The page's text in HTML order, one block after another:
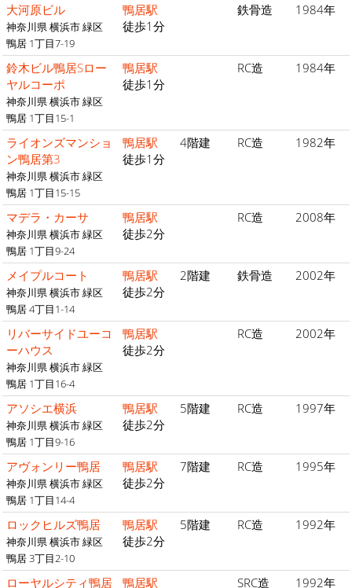
大河原ビル
神奈川県 横浜市 緑区
鴨居 1丁目7-19
鴨居駅
徒歩1分
鉄骨造 1984年
鈴木ビル鴨居Sロー
ヤルコーポ
神奈川県 横浜市 緑区
鴨居 1丁目15-1
鴨居駅
徒歩1分
RC造 1984年
ライオンズマンショ
ン鴨居第3
神奈川県 横浜市 緑区
鴨居 1丁目15-15
鴨居駅
徒歩1分
4階建 RC造 1982年
マデラ・カーサ
神奈川県 横浜市 緑区
鴨居 1丁目9-24
鴨居駅
徒歩2分
RC造 2008年
メイプルコート
神奈川県 横浜市 緑区
鴨居 4丁目1-14
鴨居駅
徒歩2分
2階建 鉄骨造 2002年
リバーサイドユーコ
ーハウス
神奈川県 横浜市 緑区
鴨居 1丁目16-4
鴨居駅
徒歩2分
RC造 2002年
アソシエ横浜
神奈川県 横浜市 緑区
鴨居 1丁目9-16
鴨居駅
徒歩2分
5階建 RC造 1997年
アヴォンリー鴨居
神奈川県 横浜市 緑区
鴨居 1丁目14-4
鴨居駅
徒歩2分
7階建 RC造 1995年
ロックヒルズ鴨居
神奈川県 横浜市 緑区
鴨居 3丁目2-10
鴨居駅
徒歩2分
5階建 RC造 1992年
ローヤルシティ鴨居 鴨居駅 SRC造 1992年